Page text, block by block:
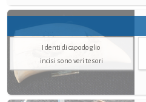
I denti di capodoglio
incisi sono veri tesori